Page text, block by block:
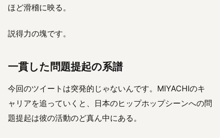
ほど滑稽に映る。
説得力の塊です。
一貫した問題提起の系譜
今回のツイートは突発的じゃないんです。MIYACHIのキ
ャリアを追っていくと、日本のヒップホップシーンへの問
題提起は彼の活動のど真ん中にある。